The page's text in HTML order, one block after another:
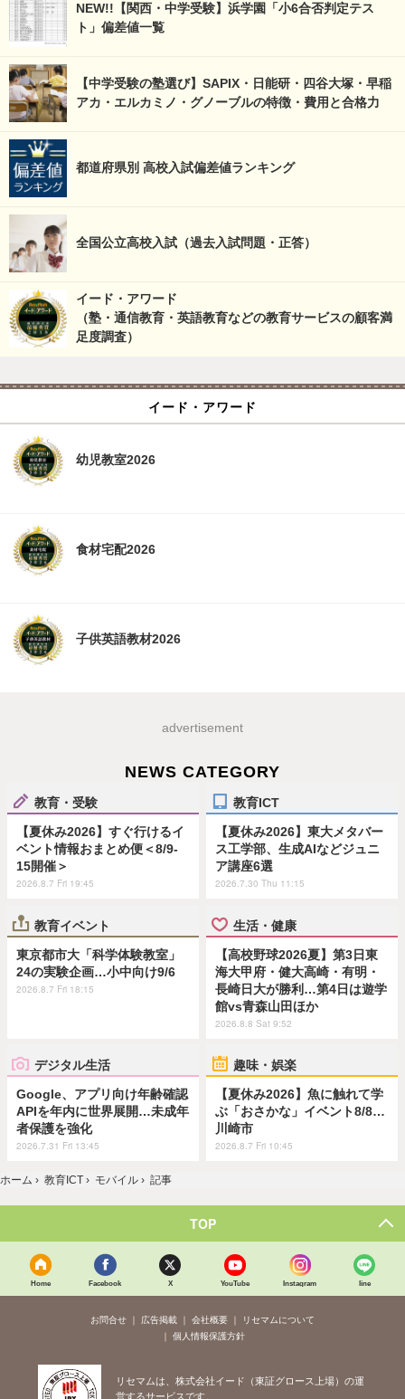
NEW!!【関西・中学受験】浜学園「小6合否判定テス
ト」偏差値一覧
【中学受験の塾選び】SAPIX・日能研・四谷大塚・早稲
アカ・エルカミノ・グノーブルの特徴・費用と合格力
都道府県別 高校入試偏差値ランキング
全国公立高校入試（過去入試問題・正答）
イード・アワード
（塾・通信教育・英語教育などの教育サービスの顧客満
足度調査）
イード・アワード
幼児教室2026
食材宅配2026
子供英語教材2026
advertisement
NEWS CATEGORY
教育・受験
【夏休み2026】すぐ行けるイ
ベント情報おまとめ便＜8/9-
15開催＞
2026.8.7 Fri 19:45
教育ICT
【夏休み2026】東大メタバー
ス工学部、生成AIなどジュニ
ア講座6選
2026.7.30 Thu 11:15
教育イベント
東京都市大「科学体験教室」
24の実験企画…小中向け9/6
2026.8.7 Fri 18:15
生活・健康
【高校野球2026夏】第3日東
海大甲府・健大高崎・有明・
長崎日大が勝利…第4日は遊学
館vs青森山田ほか
2026.8.8 Sat 9:52
デジタル生活
Google、アプリ向け年齢確認
APIを年内に世界展開…未成年
者保護を強化
2026.7.31 Fri 13:45
趣味・娯楽
【夏休み2026】魚に触れて学
ぶ「おさかな」イベント8/8…
川崎市
2026.8.7 Fri 10:45
ホーム › 教育ICT › モバイル › 記事
TOP
Home Facebook X YouTube Instagram line
お問合せ 広告掲載 会社概要
リセマムについて
個人情報保護方針
リセマムは、株式会社イード（東証グロース上場）の運
営するサービスです。